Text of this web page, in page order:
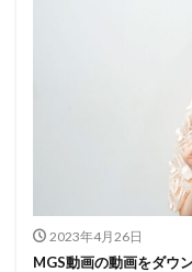
2023年4月26日
MGS動画の動画をダウ